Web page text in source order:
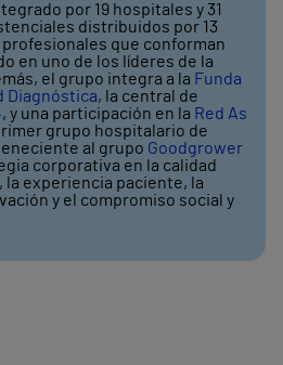
por 19 hospitales y 31
distribuidos por 13
que conforman
en uno de los líderes de la
el grupo integra a la Funda
Diagnóstica, la central de
, y una participación en la Red As
grupo hospitalario de
al grupo Goodgrower
corporativa en la calidad
experiencia paciente, la
y el compromiso social y